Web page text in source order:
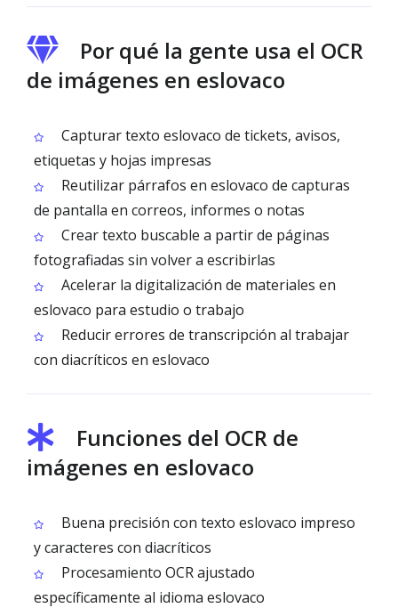
Por qué la gente usa el OCR
de imágenes en eslovaco
Capturar texto eslovaco de tickets, avisos,
etiquetas y hojas impresas
Reutilizar párrafos en eslovaco de capturas
de pantalla en correos, informes o notas
Crear texto buscable a partir de páginas
fotografiadas sin volver a escribirlas
Acelerar la digitalización de materiales en
eslovaco para estudio o trabajo
Reducir errores de transcripción al trabajar
con diacríticos en eslovaco
Funciones del OCR de
imágenes en eslovaco
Buena precisión con texto eslovaco impreso
y caracteres con diacríticos
Procesamiento OCR ajustado
específicamente al idioma eslovaco